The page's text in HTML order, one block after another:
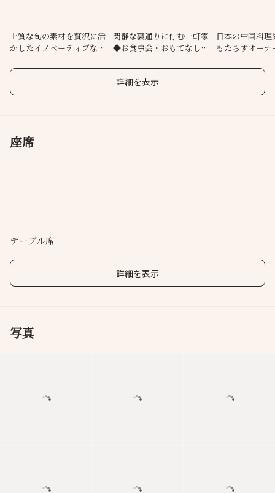
上質な旬の素材を贅沢に活
かしたイノベーティブな中
閑静な裏通りに佇む一軒家
◆お食事会・おもてなしに
日本の中国料
もたらすオー
詳細を表示
座席
テーブル席
詳細を表示
写真